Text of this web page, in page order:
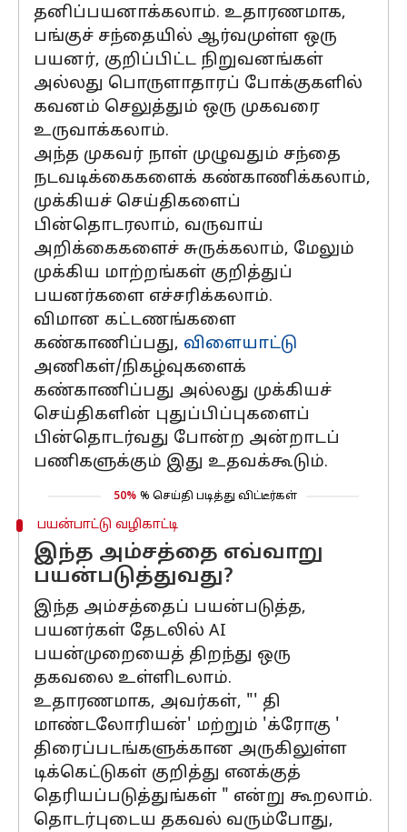
தனிப்பயனாக்கலாம். உதாரணமாக,
பங்குச் சந்தையில் ஆர்வமுள்ள ஒரு
பயனர், குறிப்பிட்ட நிறுவனங்கள்
அல்லது பொருளாதாரப் போக்குகளில்
கவனம் செலுத்தும் ஒரு முகவரை
உருவாக்கலாம்.
அந்த முகவர் நாள் முழுவதும் சந்தை
நடவடிக்கைகளைக் கண்காணிக்கலாம்,
முக்கியச் செய்திகளைப்
பின்தொடரலாம், வருவாய்
அறிக்கைகளைச் சுருக்கலாம், மேலும்
முக்கிய மாற்றங்கள் குறித்துப்
பயனர்களை எச்சரிக்கலாம்.
விமான கட்டணங்களை
கண்காணிப்பது, விளையாட்டு
அணிகள்/நிகழ்வுகளைக்
கண்காணிப்பது அல்லது முக்கியச்
செய்திகளின் புதுப்பிப்புகளைப்
பின்தொடர்வது போன்ற அன்றாடப்
பணிகளுக்கும் இது உதவக்கூடும்.
50% % செய்தி படித்து விட்டீர்கள்
பயன்பாட்டு வழிகாட்டி
இந்த அம்சத்தை எவ்வாறு
பயன்படுத்துவது?
இந்த அம்சத்தைப் பயன்படுத்த,
பயனர்கள் தேடலில் AI
பயன்முறையைத் திறந்து ஒரு
தகவலை உள்ளிடலாம்.
உதாரணமாக, அவர்கள், "' தி
மாண்டலோரியன்' மற்றும் 'க்ரோகு '
திரைப்படங்களுக்கான அருகிலுள்ள
டிக்கெட்டுகள் குறித்து எனக்குத்
தெரியப்படுத்துங்கள் " என்று கூறலாம்.
தொடர்புடைய தகவல் வரும்போது, ​​